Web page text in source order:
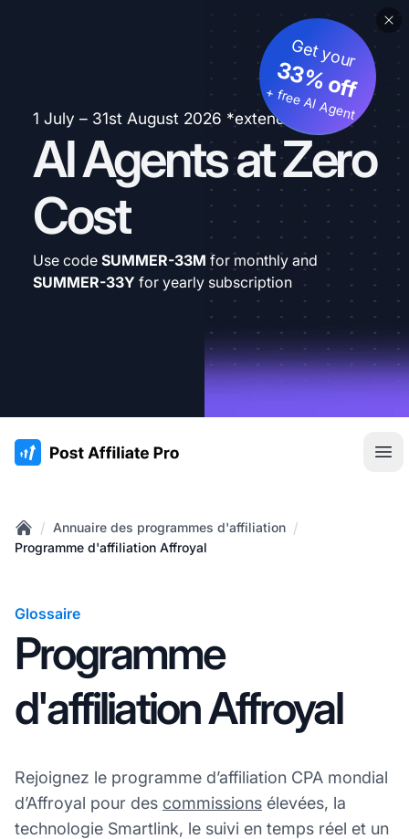
1 July – 31st August 2026 *extended
AI Agents at Zero
Cost
Get your
33% off
+ free AI Agent
Use code SUMMER-33M for monthly and
SUMMER-33Y for yearly subscription
:site.title
Home
/ Annuaire des programmes d'affiliation /
Programme d'affiliation Affroyal
Glossaire
Programme
d'affiliation Affroyal
Rejoignez le programme d’affiliation CPA mondial
d’Affroyal pour des commissions élevées, la
technologie Smartlink, le suivi en temps réel et un